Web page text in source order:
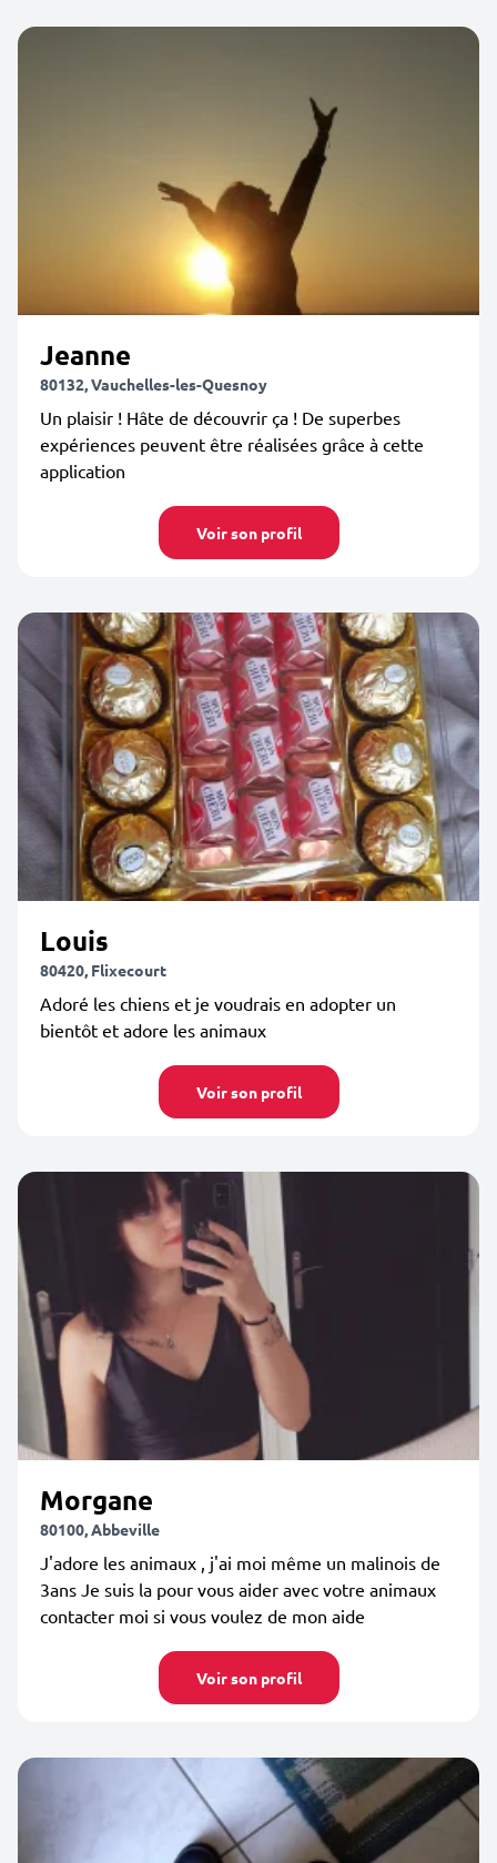
Jeanne
80132, Vauchelles-les-Quesnoy
Un plaisir ! Hâte de découvrir ça ! De superbes
expériences peuvent être réalisées grâce à cette
application
Voir son profil
Louis
80420, Flixecourt
Adoré les chiens et je voudrais en adopter un
bientôt et adore les animaux
Voir son profil
Morgane
80100, Abbeville
J'adore les animaux , j'ai moi même un malinois de
3ans Je suis la pour vous aider avec votre animaux
contacter moi si vous voulez de mon aide
Voir son profil